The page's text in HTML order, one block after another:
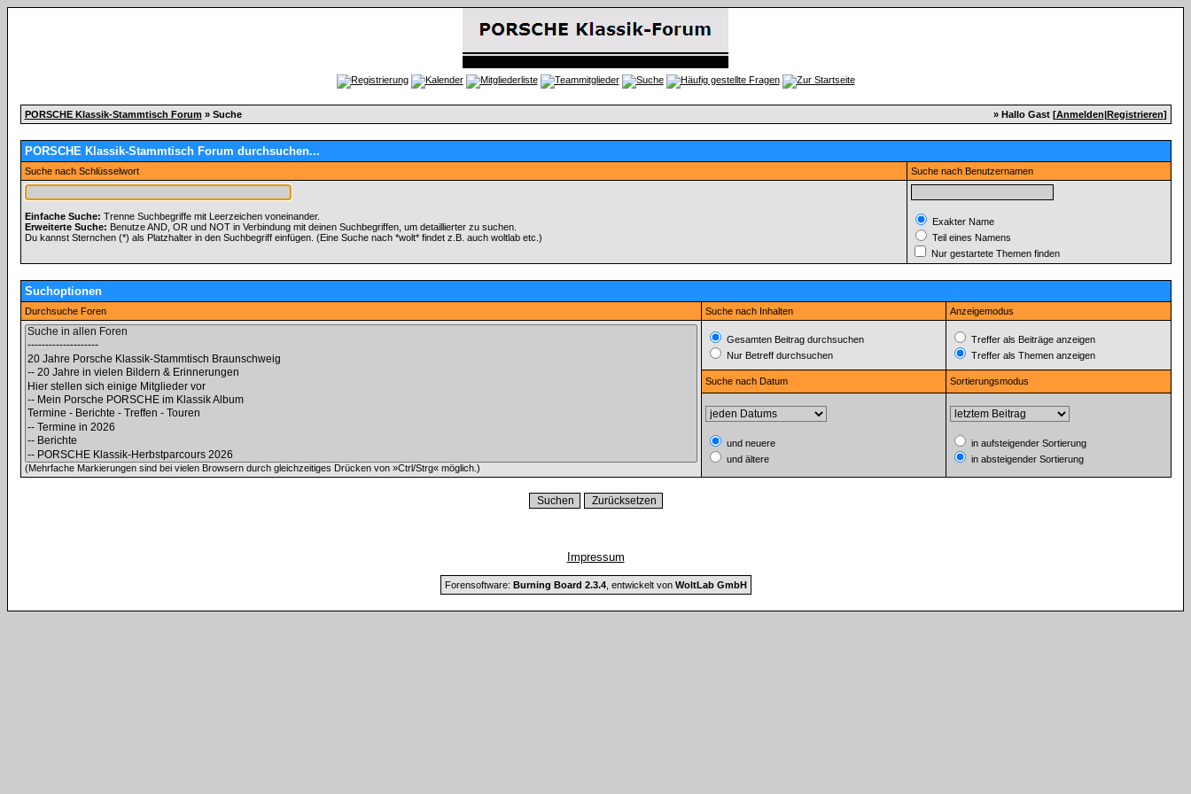
PORSCHE Klassik-Stammtisch Forum » Suche » Hallo Gast [Anmelden|Registrieren]
PORSCHE Klassik-Stammtisch Forum durchsuchen...
Suche nach Schlüsselwort Suche nach Benutzernamen
Einfache Suche: Trenne Suchbegriffe mit Leerzeichen voneinander.
Erweiterte Suche: Benutze AND, OR und NOT in Verbindung mit deinen Suchbegriffen, um detaillierter zu suchen.
Du kannst Sternchen (*) als Platzhalter in den Suchbegriff einfügen. (Eine Suche nach *wolt* findet z.B. auch woltlab etc.)
Exakter Name
Teil eines Namens
Nur gestartete Themen finden
Suchoptionen
Durchsuche Foren Suche nach Inhalten Anzeigemodus
(Mehrfache Markierungen sind bei vielen Browsern durch gleichzeitiges Drücken von »Ctrl/Strg« möglich.)
Gesamten Beitrag durchsuchen
Nur Betreff durchsuchen
Treffer als Beiträge anzeigen
Treffer als Themen anzeigen
Suche nach Datum Sortierungsmodus
und neuere
und ältere
in aufsteigender Sortierung
in absteigender Sortierung
Impressum
Forensoftware: Burning Board 2.3.4, entwickelt von WoltLab GmbH